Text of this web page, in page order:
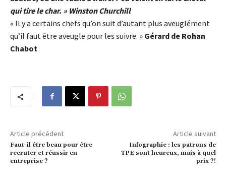
qui tire le char. » Winston Churchill
« Il y a certains chefs qu’on suit d’autant plus aveuglément
qu’il faut être aveugle pour les suivre. » Gérard de Rohan
Chabot
Article précédent
Faut-il être beau pour être
recruter et réussir en
entreprise ?
Article suivant
Infographie : les patrons de
TPE sont heureux, mais à quel
prix ?!